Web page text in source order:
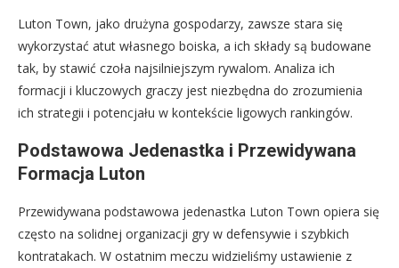
Luton Town, jako drużyna gospodarzy, zawsze stara się
wykorzystać atut własnego boiska, a ich składy są budowane
tak, by stawić czoła najsilniejszym rywalom. Analiza ich
formacji i kluczowych graczy jest niezbędna do zrozumienia
ich strategii i potencjału w kontekście ligowych rankingów.
Podstawowa Jedenastka i Przewidywana
Formacja Luton
Przewidywana podstawowa jedenastka Luton Town opiera się
często na solidnej organizacji gry w defensywie i szybkich
kontratakach. W ostatnim meczu widzieliśmy ustawienie z